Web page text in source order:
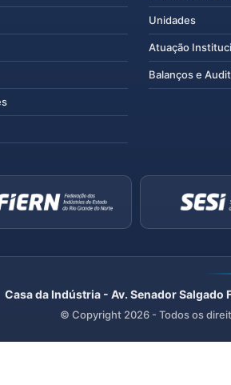
Unidades
Atuação
Balanços e
Casa da Indústria - Av. Senador
© Copyright 2026 - Todos os